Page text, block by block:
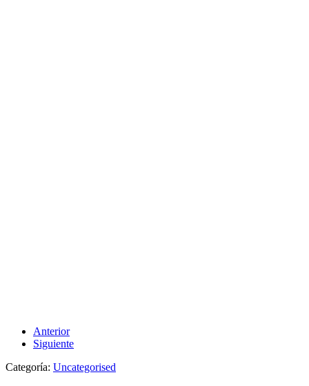
Anterior
Siguiente
Categoría: Uncategorised